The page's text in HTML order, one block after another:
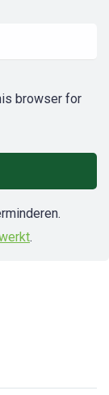
browser for
.